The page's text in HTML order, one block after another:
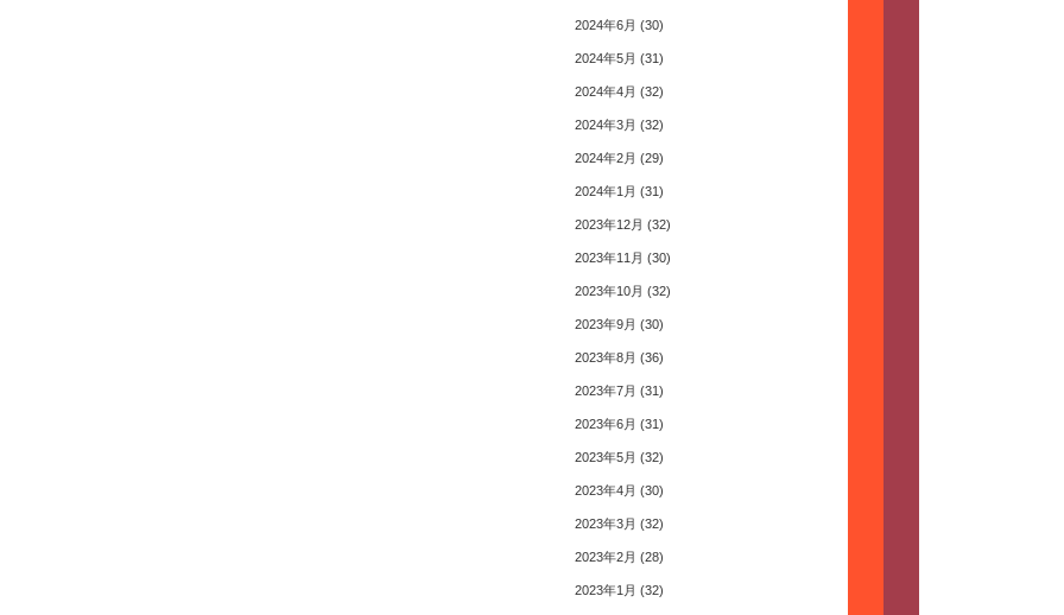
2024年6月 (30)
2024年5月 (31)
2024年4月 (32)
2024年3月 (32)
2024年2月 (29)
2024年1月 (31)
2023年12月 (32)
2023年11月 (30)
2023年10月 (32)
2023年9月 (30)
2023年8月 (36)
2023年7月 (31)
2023年6月 (31)
2023年5月 (32)
2023年4月 (30)
2023年3月 (32)
2023年2月 (28)
2023年1月 (32)